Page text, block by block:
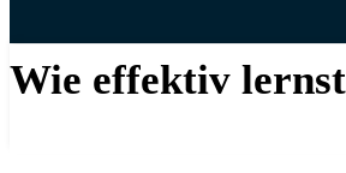
Wie effektiv